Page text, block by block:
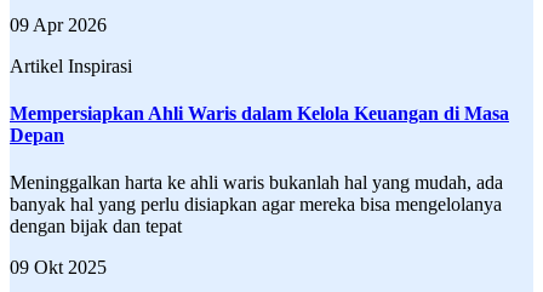
09 Apr 2026
Artikel Inspirasi
Mempersiapkan Ahli Waris dalam Kelola Keuangan di Masa
Depan
Meninggalkan harta ke ahli waris bukanlah hal yang mudah, ada
banyak hal yang perlu disiapkan agar mereka bisa mengelolanya
dengan bijak dan tepat
09 Okt 2025